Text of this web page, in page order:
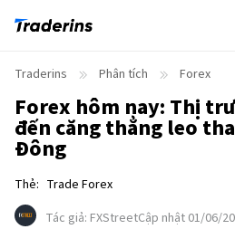
Traderins Phân tích Forex
Forex hôm nay: Thị
đến căng thẳng leo
Đông
Thẻ: Trade Forex
Tác giả: FXStreetCập nhật 01/06/